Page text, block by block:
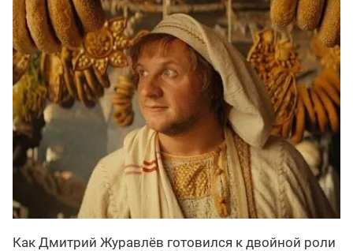
Как Дмитрий Журавлёв готовился к двойной роли